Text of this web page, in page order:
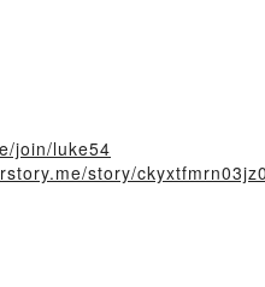
join/luke54
story/